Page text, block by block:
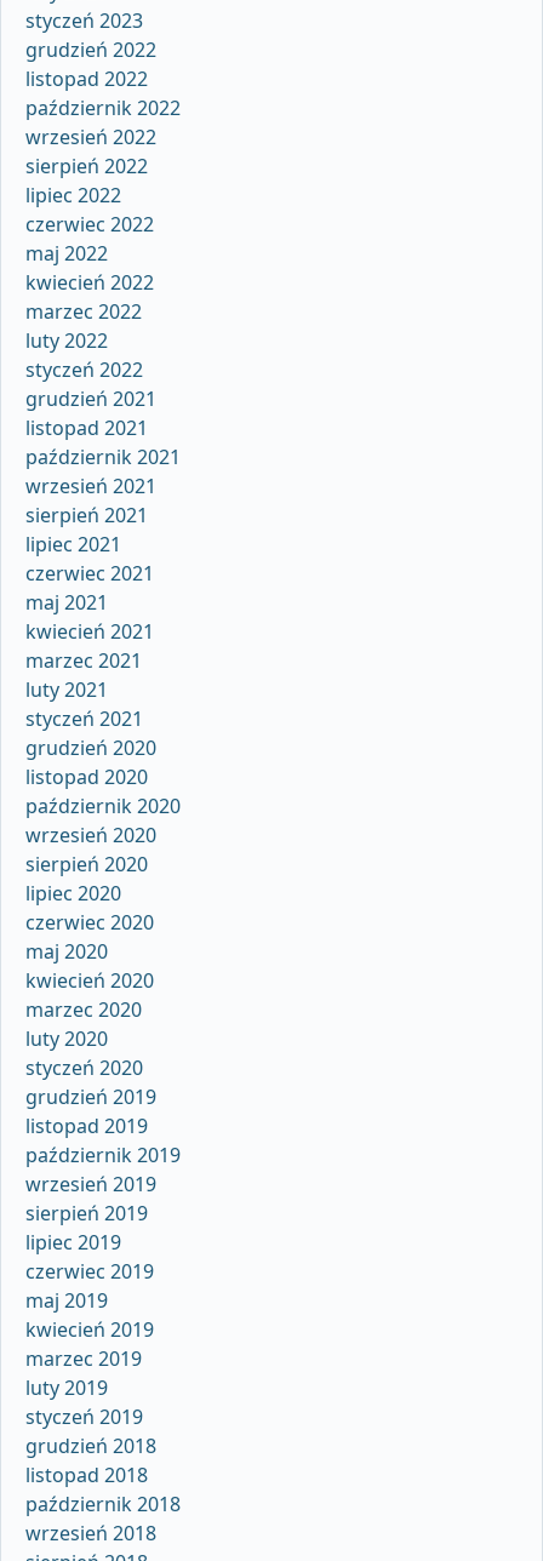
styczeń 2023
grudzień 2022
listopad 2022
październik 2022
wrzesień 2022
sierpień 2022
lipiec 2022
czerwiec 2022
maj 2022
kwiecień 2022
marzec 2022
luty 2022
styczeń 2022
grudzień 2021
listopad 2021
październik 2021
wrzesień 2021
sierpień 2021
lipiec 2021
czerwiec 2021
maj 2021
kwiecień 2021
marzec 2021
luty 2021
styczeń 2021
grudzień 2020
listopad 2020
październik 2020
wrzesień 2020
sierpień 2020
lipiec 2020
czerwiec 2020
maj 2020
kwiecień 2020
marzec 2020
luty 2020
styczeń 2020
grudzień 2019
listopad 2019
październik 2019
wrzesień 2019
sierpień 2019
lipiec 2019
czerwiec 2019
maj 2019
kwiecień 2019
marzec 2019
luty 2019
styczeń 2019
grudzień 2018
listopad 2018
październik 2018
wrzesień 2018